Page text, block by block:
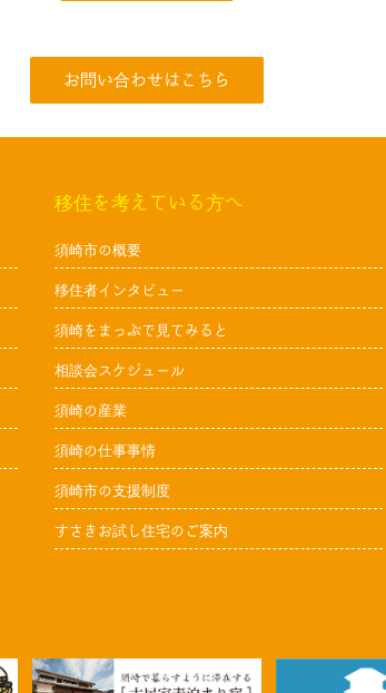
お問い合わせはこちら
移住を考えている方へ
須崎市の概要
移住者インタビュー
須崎をまっぷで見てみると
相談会スケジュール
須崎の産業
須崎の仕事事情
須崎市の支援制度
すさきお試し住宅のご案内